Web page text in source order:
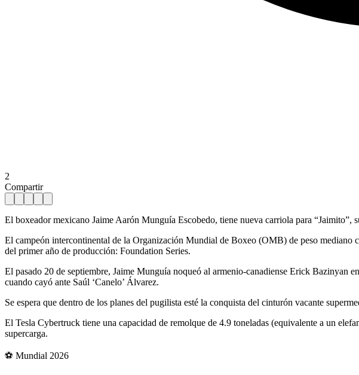
2
Compartir
El boxeador mexicano Jaime Aarón Munguía Escobedo, tiene nueva carriola para
El campeón intercontinental de la Organización Mundial de Boxeo (OMB) de peso
del primer año de producción: Foundation Series.
El pasado 20 de septiembre, Jaime Munguía noqueó al armenio-canadiense Erick Bazinyan
cuando cayó ante Saúl ‘Canelo’ Álvarez.
Se espera que dentro de los planes del pugilista esté la conquista del cinturón vacante
El Tesla Cybertruck tiene una capacidad de remolque de 4.9 toneladas (equivalente a un
supercarga.
⚽ Mundial 2026